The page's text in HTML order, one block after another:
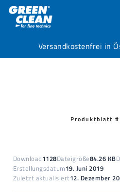
Versandkostenfrei in
Skip
main
Produktblatt
Download1128Dateigröße84.26 KB
Erstellungsdatum19. Juni 2019
Zuletzt aktualisiert12. Dezember